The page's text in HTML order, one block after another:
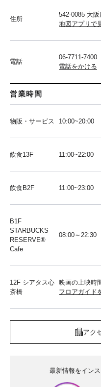
住所
542-0085 大
地図アプリで
電話
06-7711-7400
電話をかける
営業時間
物販・サービス 10:00~20:00
飲食13F 11:00~22:00
飲食B2F 11:00~23:00
B1F
STARBUCKS
RESERVE®︎
Cafe
08:00～22:30
12F シアタス心
斎橋
映画の上映時
フロアガイド
アク
最新情報をイン